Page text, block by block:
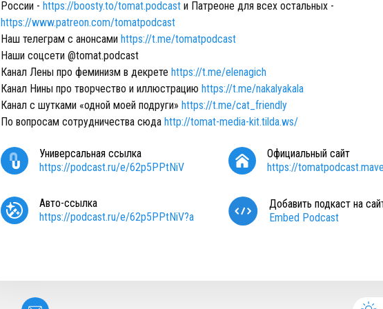
России - https://boosty.to/tomat.podcast и Патреоне для всех остальных -
https://www.patreon.com/tomatpodcast
Наш телеграм с анонсами https://t.me/tomatpodcast
Наши соцсети @tomat.podcast
Канал Лены про феминизм в декрете https://t.me/elenagich
Канал Нины про творчество и иллюстрацию https://t.me/nakalyakala
Канал с шутками «одной моей подруги» https://t.me/cat_friendly
По вопросам сотрудничества сюда http://tomat-media-kit.tilda.ws/
Универсальная ссылка
https://podcast.ru/e/62p5PPtNiV
Официальный сайт
https://
Авто-ссылка
https://podcast.ru/e/62p5PPtNiV?a
Добавить подкаст на
Embed Podcast